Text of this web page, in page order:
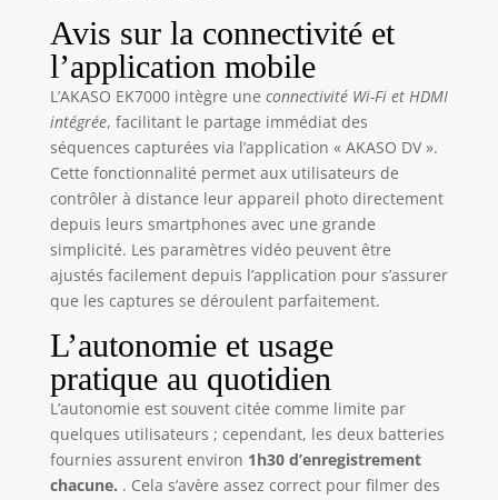
intégrée fournit
des vidéos stables
et fluides. AKASO
EK7000 assure des
prises de vue
exceptionnelles
d'objets en
mouvement
rapide. 【Fonction
WIFI et HDMI
Intégrée】Modifiez
enregistrements
en quelques
minutes. Il vous
suffit de
télécharger
l'application
(AKASO GO) sur
Avis sur la connectivité et
l’application mobile
L’AKASO EK7000 intègre une connectivité Wi-Fi et HDMI
intégrée, facilitant le partage immédiat des
séquences capturées via l’application « AKASO DV ».
Cette fonctionnalité permet aux utilisateurs de
contrôler à distance leur appareil photo directement
depuis leurs smartphones avec une grande
simplicité. Les paramètres vidéo peuvent être
ajustés facilement depuis l’application pour s’assurer
que les captures se déroulent parfaitement.
L’autonomie et usage
pratique au quotidien
L’autonomie est souvent citée comme limite par
quelques utilisateurs ; cependant, les deux batteries
fournies assurent environ 1h30 d’enregistrement
chacune. . Cela s’avère assez correct pour filmer des